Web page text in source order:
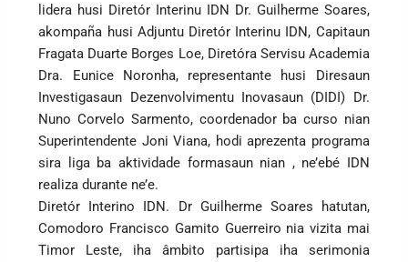
lidera husi Diretór Interinu IDN Dr. Guilherme Soares,
akompaña husi Adjuntu Diretór Interinu IDN, Capitaun
Fragata Duarte Borges Loe, Diretóra Servisu Academia
Dra. Eunice Noronha, representante husi Diresaun
Investigasaun Dezenvolvimentu Inovasaun (DIDI) Dr.
Nuno Corvelo Sarmento, coordenador ba curso nian
Superintendente Joni Viana, hodi aprezenta programa
sira liga ba aktividade formasaun nian , ne’ebé IDN
realiza durante ne’e.
Diretór Interino IDN. Dr Guilherme Soares hatutan,
Comodoro Francisco Gamito Guerreiro nia vizita mai
Timor Leste, iha âmbito partisipa iha serimonia